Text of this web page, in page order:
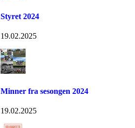
Styret 2024
19.02.2025
Minner fra sesongen 2024
19.02.2025